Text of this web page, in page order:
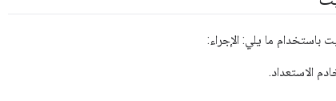
باستخدام ما يلي: الإجراء: